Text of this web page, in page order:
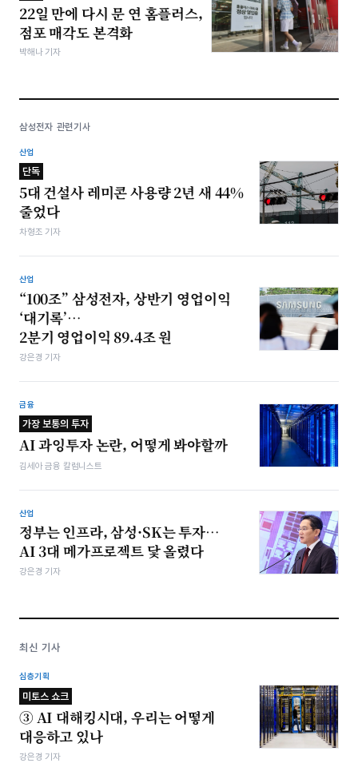
22일 만에 다시 문 연 홈플러스,
점포 매각도 본격화
박해나 기자
삼성전자 관련기사
산업
단독
5대 건설사 레미콘 사용량 2년 새 44%
줄었다
차형조 기자
산업
“100조” 삼성전자, 상반기 영업이익
‘대기록’…
2분기 영업이익 89.4조 원
강은경 기자
금융
가장 보통의 투자
AI 과잉투자 논란, 어떻게 봐야할까
김세아 금융 칼럼니스트
산업
정부는 인프라, 삼성·SK는 투자…
AI 3대 메가프로젝트 닻 올렸다
강은경 기자
최신 기사
심층기획
미토스 쇼크
③ AI 대해킹시대, 우리는 어떻게
대응하고 있나
강은경 기자